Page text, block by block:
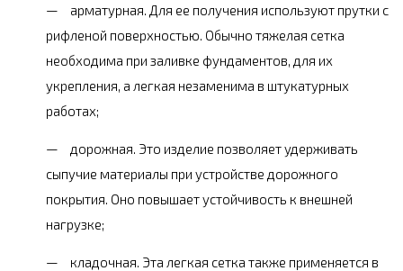
арматурная. Для ее получения используют прутки с
рифленой поверхностью. Обычно тяжелая сетка
необходима при заливке фундаментов, для их
укрепления, а легкая незаменима в штукатурных
работах;
дорожная. Это изделие позволяет удерживать
сыпучие материалы при устройстве дорожного
покрытия. Оно повышает устойчивость к внешней
нагрузке;
кладочная. Эта легкая сетка также применяется в